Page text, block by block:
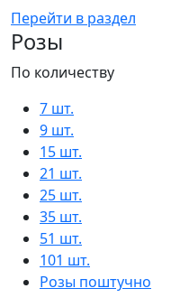
Перейти в раздел
Розы
По количеству
7 шт.
9 шт.
15 шт.
21 шт.
25 шт.
35 шт.
51 шт.
101 шт.
Розы поштучно